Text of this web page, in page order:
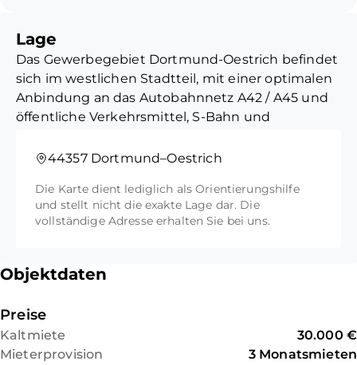
Lage
Das Gewerbegebiet Dortmund-Oestrich befindet
sich im westlichen Stadtteil, mit einer optimalen
Anbindung an das Autobahnnetz A42 / A45 und
öffentliche Verkehrsmittel, S-Bahn und
komplett eingefriedet, mit großer Toranlage,
44357 Dortmund–Oestrich
Die Karte dient lediglich als Orientierungshilfe
und stellt nicht die exakte Lage dar. Die
vollständige Adresse erhalten Sie bei uns.
Objektdaten
Preise
Kaltmiete
30.000 €
Mieterprovision
3 Monatsmieten